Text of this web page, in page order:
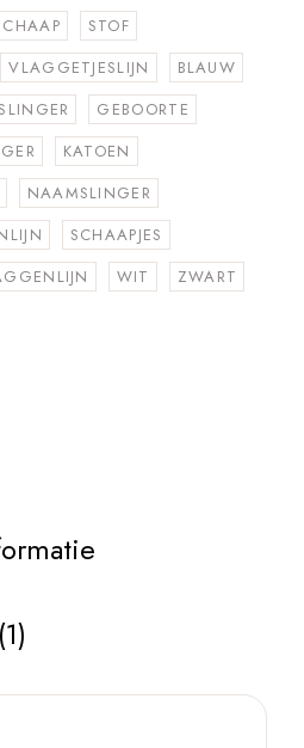
STOF
VLAGGETJESLIJN
BLAUW
GEBOORTE
KATOEN
NAAMSLINGER
SCHAAPJES
WIT ZWART